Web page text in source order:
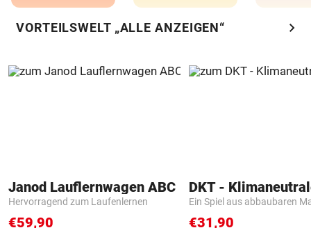
VORTEILSWELT „ALLE ANZEIGEN“ chevron_right
Janod Lauflernwagen ABC
Hervorragend zum Laufenlernen
€59,90
Ein Spiel aus abbaubaren
€31,90